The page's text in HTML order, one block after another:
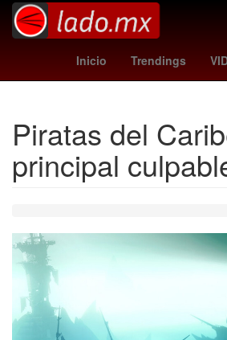
Inicio Trendings
Venezolanos 26 de
Piratas del
principal